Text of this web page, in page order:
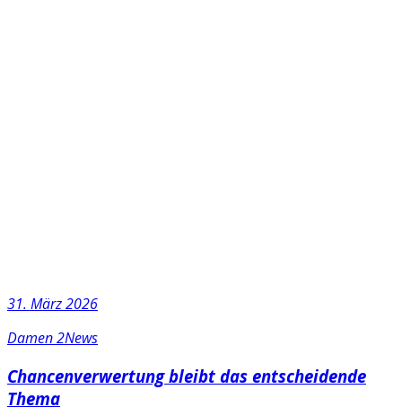
31. März 2026
Damen 2News
Chancenverwertung bleibt das entscheidende
Thema